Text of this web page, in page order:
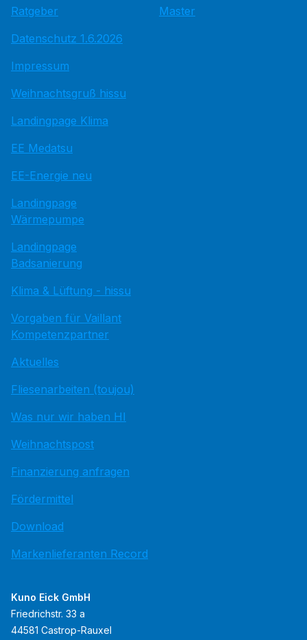
Ratgeber
Datenschutz 1.6.2026
Impressum
Weihnachtsgruß hissu
Landingpage Klima
EE Medatsu
EE-Energie neu
Landingpage
Wärmepumpe
Landingpage
Badsanierung
Klima & Lüftung - hissu
Vorgaben für Vaillant
Kompetenzpartner
Aktuelles
Fliesenarbeiten (toujou)
Was nur wir haben HI
Weihnachtspost
Finanzierung anfragen
Fördermittel
Download
Markenlieferanten Record
Master
Kuno Eick GmbH
Friedrichstr. 33 a
44581 Castrop-Rauxel